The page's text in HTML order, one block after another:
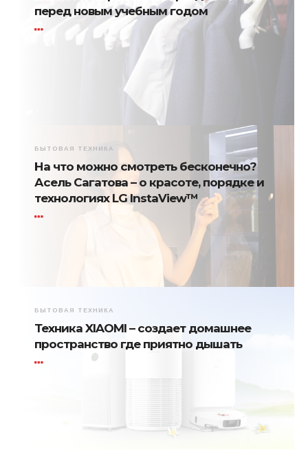
перед новым учебным годом
БЫТОВАЯ ТЕХНИКА
На что можно смотреть бесконечно?
Асель Сагатова – о красоте, порядке и
технологиях LG InstaView™
БЫТОВАЯ ТЕХНИКА
Техника XIAOMI – создает домашнее
пространство где приятно дышать